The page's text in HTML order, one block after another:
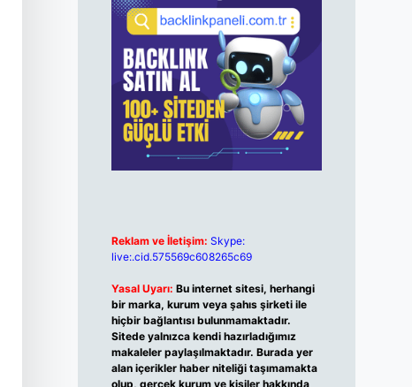
Reklam ve İletişim: Skype:
live:.cid.575569c608265c69
Yasal Uyarı: Bu internet sitesi, herhangi
bir marka, kurum veya şahıs şirketi ile
hiçbir bağlantısı bulunmamaktadır.
Sitede yalnızca kendi hazırladığımız
makaleler paylaşılmaktadır. Burada yer
alan içerikler haber niteliği taşımamakta
olup, gerçek kurum ve kişiler hakkında